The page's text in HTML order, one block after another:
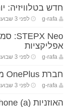
חדש בטלוויזיה: יום שישי,
g-rafa לפני 3 שבועות
אפליקציות
g-rafa לפני 3 שבועות
חברת OnePlus מסיימת את פעילותה בארה"ב ובאירופה
g-rafa לפני 3 שבועות